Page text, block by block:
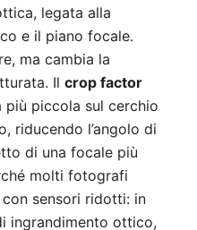
legata alla
e il piano focale.
ma cambia la
Il crop factor
più piccola sul cerchio
riducendo l’angolo di
di una focale più
molti fotografi
sensori ridotti: in
ingrandimento ottico,